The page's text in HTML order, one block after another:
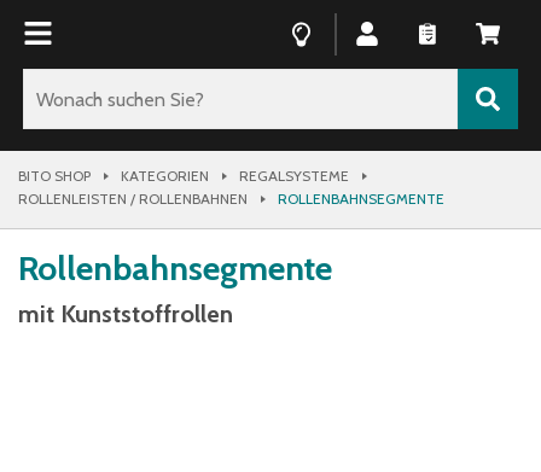
BITO SHOP KATEGORIEN
REGALSYSTEME
ROLLENLEISTEN / ROLLENBAHNEN
ROLLENBAHNSEGMENTE
Rollenbahnsegmente
mit Kunststoffrollen